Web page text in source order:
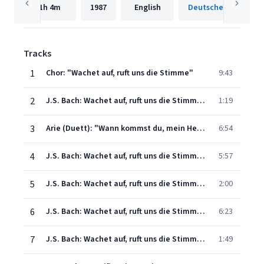
1h 4m 1987 English
Tracks
1
Chor: "Wachet auf, ruft uns die Stimme" 9:43
2 J.S. Bach: Wachet auf, ruft uns die Stimme, BWV 140: II. Recit. Er kommt, er kommt, der Bräutigam kommt! 1:19
3 Arie (Duett): "Wann kommst du, mein Heil?" 6:54
4 J.S. Bach: Wachet auf, ruft uns die Stimme, BWV 140: IV. Chorale. Zion hört die Wächter singen 5:57
5 J.S. Bach: Wachet auf, ruft uns die Stimme, BWV 140: V. Recit. So geh herein zu mir 2:00
6 J.S. Bach: Wachet auf, ruft uns die Stimme, BWV 140: VI. Aria. Mein Freund ist mein! 6:23
7 J.S. Bach: Wachet auf, ruft uns die Stimme, BWV 140: VII. Chorale. Gloria sei dir gesungen 1:49